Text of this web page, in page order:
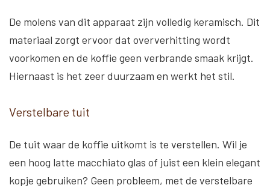
De molens van dit apparaat zijn volledig keramisch. Dit
materiaal zorgt ervoor dat oververhitting wordt
voorkomen en de koffie geen verbrande smaak krijgt.
Hiernaast is het zeer duurzaam en werkt het stil.
Verstelbare tuit
De tuit waar de koffie uitkomt is te verstellen. Wil je
een hoog latte macchiato glas of juist een klein elegant
kopje gebruiken? Geen probleem, met de verstelbare